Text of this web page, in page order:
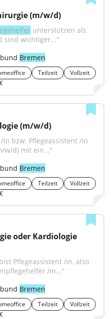
(m/w/d)
unterstützen als
sind wichtiger..."
Bremen
Teilzeit
Vollzeit
(m/w/d)
/in bzw. Pflegeassistent /in
w/d) mit ein..."
Bremen
Teilzeit
Vollzeit
oder Kardiologie
/in..."
Bremen
Teilzeit
Vollzeit